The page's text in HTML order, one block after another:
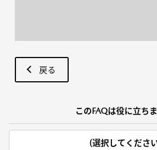
戻る
このFAQは役に立ち
(選択してくださ